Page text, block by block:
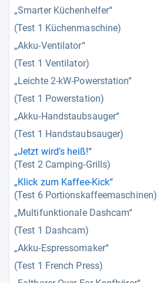
„Smarter Küchenhelfer“
(Test 1 Küchenmaschine)
„Akku-Ventilator“
(Test 1 Ventilator)
„Leichte 2-kW-Powerstation“
(Test 1 Powerstation)
„Akku-Handstaubsauger“
(Test 1 Handstaubsauger)
„Jetzt wird's heiß!“
(Test 2 Camping-Grills)
„Klick zum Kaffee-Kick“
(Test 6 Portionskaffeemaschinen)
„Multifunktionale Dashcam“
(Test 1 Dashcam)
„Akku-Espressomaker“
(Test 1 French Press)